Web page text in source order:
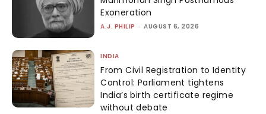
Exoneration
A.J. PHILIP - AUGUST 6, 2026
INDIA
From Civil Registration to Identity
Control: Parliament tightens
India’s birth certificate regime
without debate